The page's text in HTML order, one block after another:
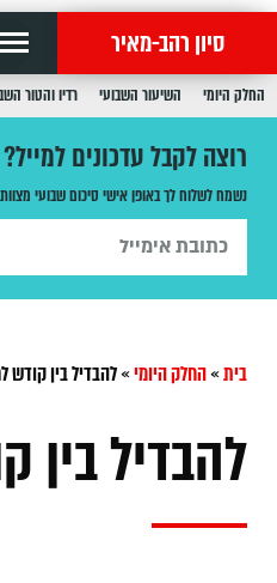
סיון רהב-מאיר
החלק היומי השיעור השבועי רדיו והטור
רוצה לקבל עדכונים למייל?
נשמח לשלוח לך באופן אישי סיכום שבועי
בית»החלק היומי»להבדיל בין קודש
להבדיל בין